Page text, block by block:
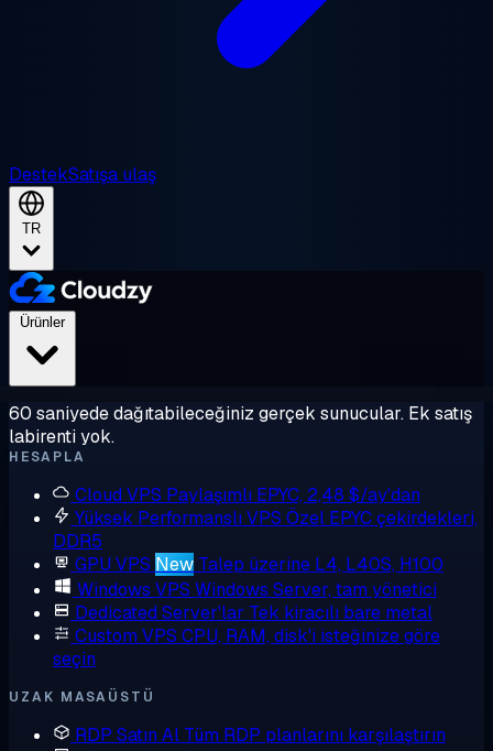
DestekSatışa ulaş
TR
Ürünler
60 saniyede dağıtabileceğiniz gerçek sunucular. Ek satış
labirenti yok.
HESAPLA
Cloud VPS Paylaşımlı EPYC, 2,48 $/ay'dan
Yüksek Performanslı VPS Özel EPYC çekirdekleri,
DDR5
GPU VPS New Talep üzerine L4, L40S, H100
Windows VPS Windows Server, tam yönetici
Dedicated Server'lar Tek kiracılı bare metal
Custom VPS CPU, RAM, disk'i isteğinize göre
seçin
UZAK MASAÜSTÜ
RDP Satın Al Tüm RDP planlarını karşılaştırın